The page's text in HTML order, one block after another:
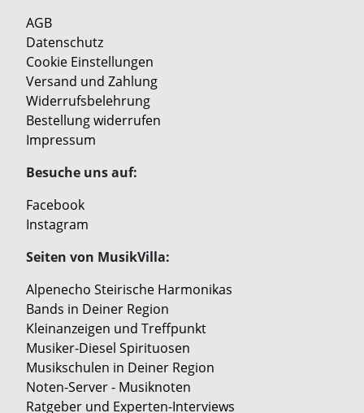
AGB
Datenschutz
Cookie Einstellungen
Versand und Zahlung
Widerrufsbelehrung
Bestellung widerrufen
Impressum
Besuche uns auf:
Facebook
Instagram
Seiten von MusikVilla:
Alpenecho Steirische Harmonikas
Bands in Deiner Region
Kleinanzeigen und Treffpunkt
Musiker-Diesel Spirituosen
Musikschulen in Deiner Region
Noten-Server - Musiknoten
Ratgeber und Experten-Interviews